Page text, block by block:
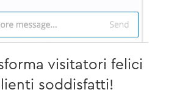
visitatori felici
soddisfatti!